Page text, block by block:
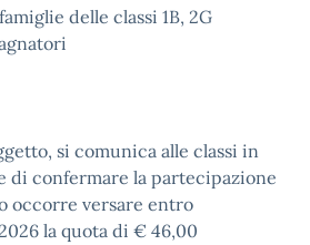
delle classi 1B, 2G
si comunica alle classi in
di confermare la partecipazione
occorre versare entro
la quota di € 46,00